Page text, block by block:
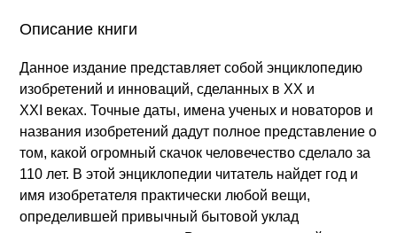
Описание книги
Данное издание представляет собой энциклопедию
изобретений и инноваций, сделанных в XX и
XXI веках. Точные даты, имена ученых и новаторов и
названия изобретений дадут полное представление о
том, какой огромный скачок человечество сделало за
110 лет. В этой энциклопедии читатель найдет год и
имя изобретателя практически любой вещи,
определившей привычный бытовой уклад